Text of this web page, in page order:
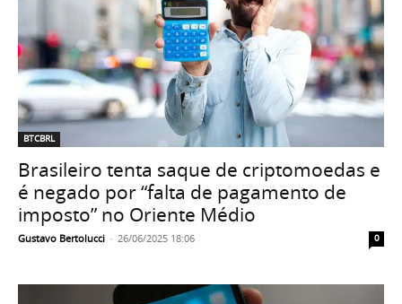
BTCBRL
Brasileiro tenta saque de criptomoedas e
é negado por “falta de pagamento de
imposto” no Oriente Médio
Gustavo Bertolucci - 26/06/2025 18:06 0